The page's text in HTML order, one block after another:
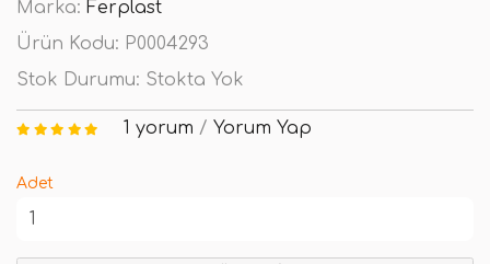
Marka: Ferplast
Ürün Kodu: P0004293
Stok Durumu: Stokta Yok
1 yorum / Yorum Yap
Adet